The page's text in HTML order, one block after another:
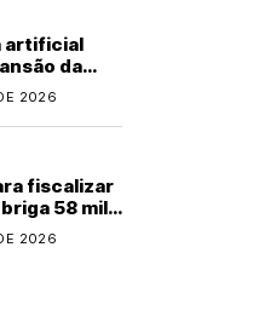
artificial
da
2026
fiscalizar
58 mil
refazer
2026